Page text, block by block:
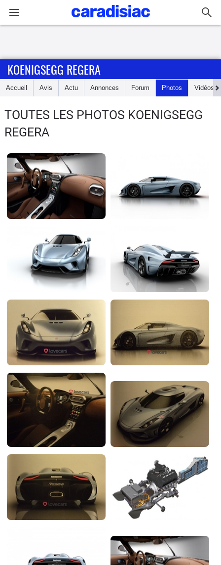
Accueil
Essais
d'achat
Electriques
Utilitaires
Services
Moto
Marques
KOENIGSEGG REGERA
Accueil Avis Actu Annonces Forum Photos Vidéos
TOUTES LES PHOTOS KOENIGSEGG
REGERA